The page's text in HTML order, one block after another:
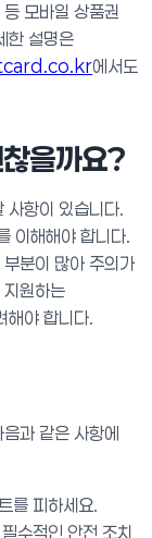
모바일 상품권
한 설명은
에서도
을까요?
사항이 있습니다.
이해해야 합니다.
분이 많아 주의가
원하는
해야 합니다.
과 같은 사항에
를 피하세요.
수적인 안전 조치